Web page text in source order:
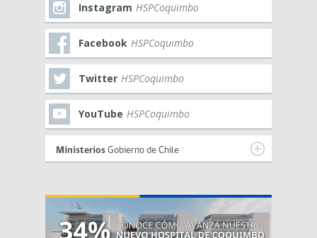
Instagram HSPCoquimbo
Facebook HSPCoquimbo
Twitter HSPCoquimbo
YouTube HSPCoquimbo
Ministerios Gobierno de Chile